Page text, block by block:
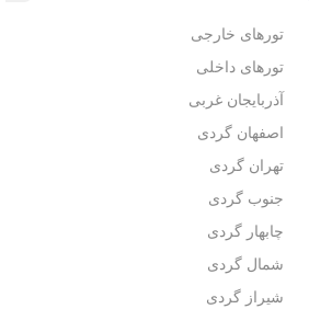
تورهای خارجی
تورهای داخلی
آذربایجان غربی
اصفهان گردی
تهران گردی
جنوب گردی
چابهار گردی
شمال گردی
شیراز گردی